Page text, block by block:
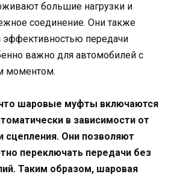
большие нагрузки и
соединение. Они также
передачи
важно для автомобилей с
моментом.
шаровые муфты включаются
в зависимости от
сцепления. Они позволяют
переключать передачи без
Таким образом, шаровая